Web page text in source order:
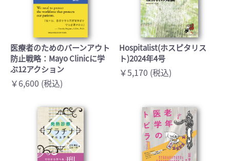
医療者のためのバーンアウト
防止戦略：Mayo Clinicに学
ぶ12アクション
￥6,600 (税込)
Hospitalist(ホスピタリス
ト)2024年4号
￥5,170 (税込)